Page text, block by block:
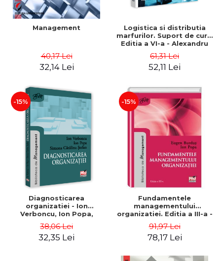
Management
40,17 Lei
32,14 Lei
Logistica si distributia
marfurilor. Suport de curs.
Editia a VI-a - Alexandru
61,31 Lei
52,11 Lei
-15%
Diagnosticarea
organizatiei - Ion
Verboncu, Ion Popa,
38,06 Lei
32,35 Lei
-15%
Fundamentele
managementului
organizatiei. Editia a III-a -
91,97 Lei
78,17 Lei